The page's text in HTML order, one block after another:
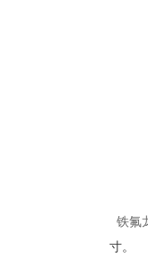
铁氟
寸。